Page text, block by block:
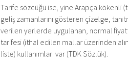
Tarife sözcüğü ise, yine Arapça kökenli
geliş zamanlarını gösteren çizelge,
verilen yerlerde uygulanan, normal
tarifesi (ithal edilen mallar üzerinden
liste) kullanımları var (TDK Sözlük).